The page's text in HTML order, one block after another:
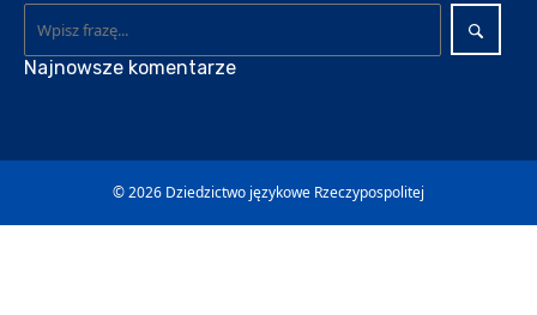
Najnowsze komentarze
© 2026 Dziedzictwo językowe Rzeczypospolitej